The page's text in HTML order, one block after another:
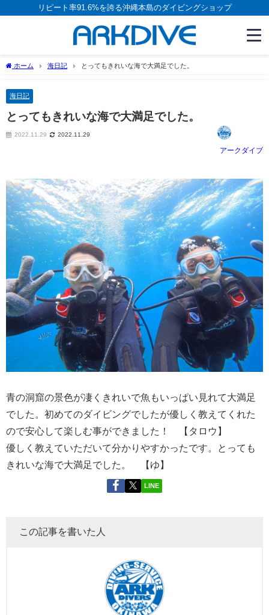
リピート率91.6%を誇る沖縄本島のダイビングショップ
ホーム 海日記 とってもきれいな海で大満足でした。
海日記
とってもきれいな海で大満足でした。
2022.11.29 2022.11.29
アークダイブ
青の洞窟の景色が凄くきれいで魚もいっぱい見れて大満足
でした。初めてのダイビングでしたが優しく教えてくれた
ので安心して楽しむ事ができました！ 【タロウ】
優しく教えていただいて分かりやすかったです。とっても
きれいな海で大満足でした。 【ゆ】
LINE
この記事を書いた人